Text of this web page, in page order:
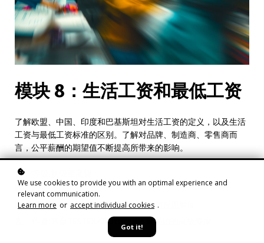
模块 8：生活工资和最低工资
了解欧盟、中国、印度和巴基斯坦对生活工资的定义，以及生活
工资与最低工资标准的区别。了解对品牌、制造商、零售商而
言，公平薪酬的期望值不断提高所带来的影响。
时长: 3-4小时
时间:1小时课程学习/2-3小时自学与反思时间
作者:来自TESTEX和FutureWear集团的高级专家
We use cookies to provide you with an optimal experience and
relevant communication.
Learn more or accept individual cookies .
Got it!